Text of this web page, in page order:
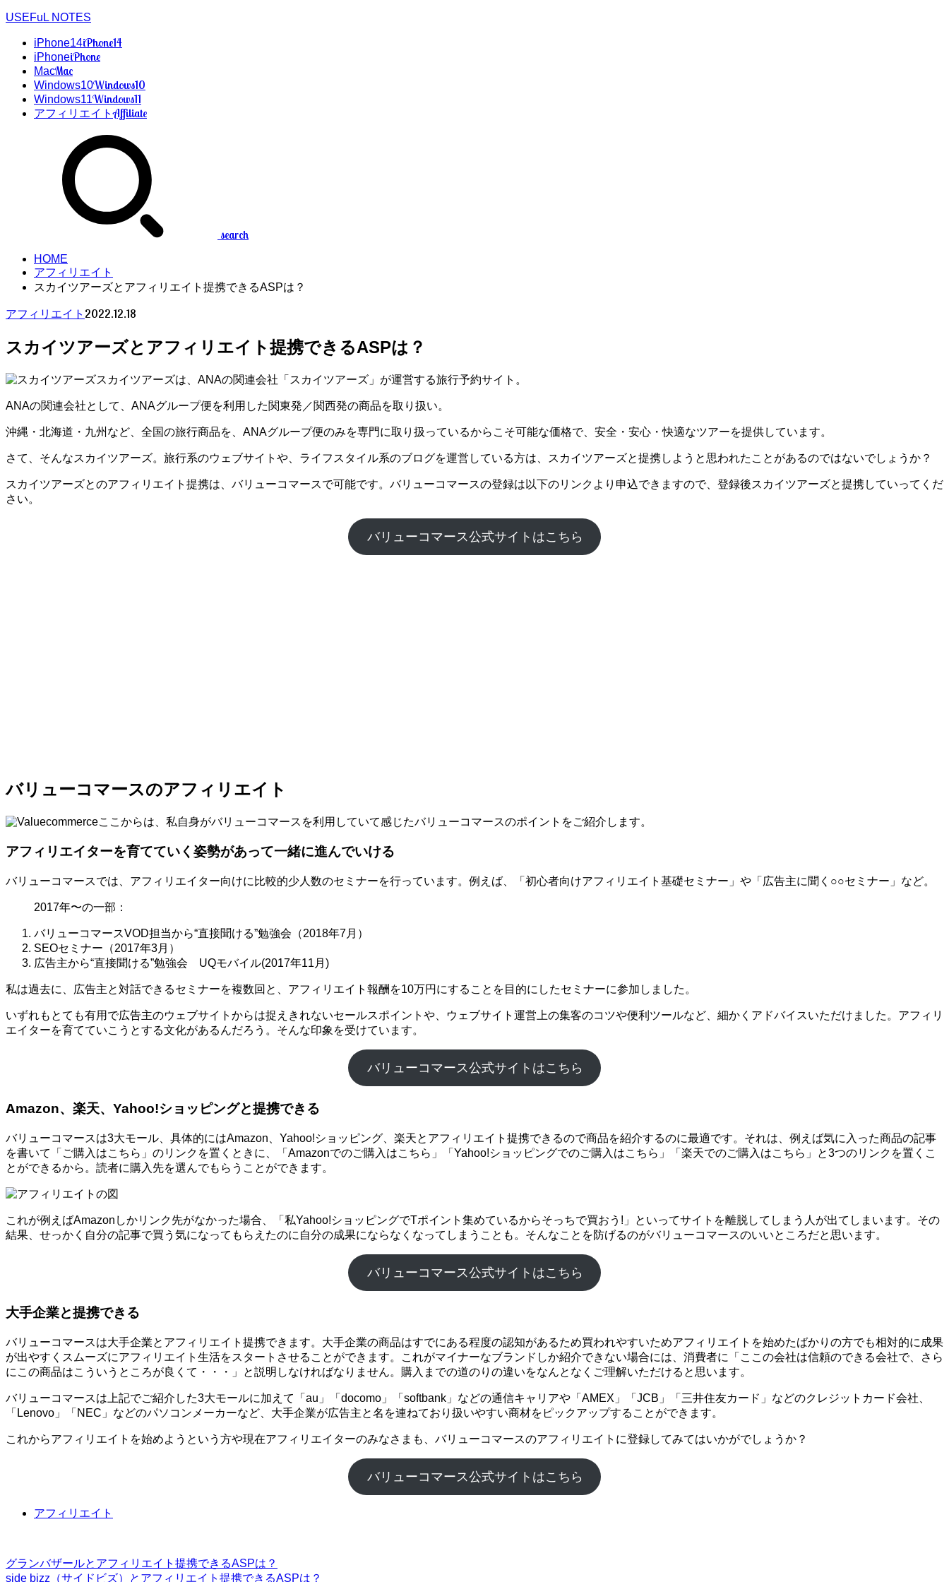
USEFuL NOTES
iPhone14iPhone14
iPhoneiPhone
MacMac
Windows10Windows10
Windows11Windows11
アフィリエイトAffiliate
search
HOME
アフィリエイト
スカイツアーズとアフィリエイト提携できるASPは？
アフィリエイト 2022.12.18
スカイツアーズとアフィリエイト提携できるASPは？
スカイツアーズは、ANAの関連会社「スカイツアーズ」が運営する旅行予約サイト。
ANAの関連会社として、ANAグループ便を利用した関東発／関西発の商品を取り扱い。
沖縄・北海道・九州など、全国の旅行商品を、ANAグループ便のみを専門に取り扱っているからこそ可能な価格で、安全・安心・快適なツアーを提供しています。
さて、そんなスカイツアーズ。旅行系のウェブサイトや、ライフスタイル系のブログを運営している方は、スカイツアーズと提携しようと思われたことがあるのではないでしょうか？
スカイツアーズとのアフィリエイト提携は、バリューコマースで可能です。バリューコマースの登録は以下のリンクより申込できますので、登録後スカイツアーズと提携していってくだ
さい。
バリューコマース公式サイトはこちら
バリューコマースのアフィリエイト
ここからは、私自身がバリューコマースを利用していて感じたバリューコマースのポイントをご紹介します。
アフィリエイターを育てていく姿勢があって一緒に進んでいける
バリューコマースでは、アフィリエイター向けに比較的少人数のセミナーを行っています。例えば、「初心者向けアフィリエイト基礎セミナー」や「広告主に聞く○○セミナー」など。
2017年〜の一部：
バリューコマースVOD担当から“直接聞ける”勉強会（2018年7月）
SEOセミナー（2017年3月）
広告主から“直接聞ける”勉強会 UQモバイル(2017年11月)
私は過去に、広告主と対話できるセミナーを複数回と、アフィリエイト報酬を10万円にすることを目的にしたセミナーに参加しました。
いずれもとても有用で広告主のウェブサイトからは捉えきれないセールスポイントや、ウェブサイト運営上の集客のコツや便利ツールなど、細かくアドバイスいただけました。アフィリ
エイターを育てていこうとする文化があるんだろう。そんな印象を受けています。
バリューコマース公式サイトはこちら
Amazon、楽天、Yahoo!ショッピングと提携できる
バリューコマースは3大モール、具体的にはAmazon、Yahoo!ショッピング、楽天とアフィリエイト提携できるので商品を紹介するのに最適です。それは、例えば気に入った商品の記事
を書いて「ご購入はこちら」のリンクを置くときに、「Amazonでのご購入はこちら」「Yahoo!ショッピングでのご購入はこちら」「楽天でのご購入はこちら」と3つのリンクを置くこ
とができるから。読者に購入先を選んでもらうことができます。
これが例えばAmazonしかリンク先がなかった場合、「私Yahoo!ショッピングでTポイント集めているからそっちで買おう!」といってサイトを離脱してしまう人が出てしまいます。その
結果、せっかく自分の記事で買う気になってもらえたのに自分の成果にならなくなってしまうことも。そんなことを防げるのがバリューコマースのいいところだと思います。
バリューコマース公式サイトはこちら
大手企業と提携できる
バリューコマースは大手企業とアフィリエイト提携できます。大手企業の商品はすでにある程度の認知があるため買われやすいためアフィリエイトを始めたばかりの方でも相対的に成果
が出やすくスムーズにアフィリエイト生活をスタートさせることができます。これがマイナーなブランドしか紹介できない場合には、消費者に「ここの会社は信頼のできる会社で、さら
にこの商品はこういうところが良くて・・・」と説明しなければなりません。購入までの道のりの違いをなんとなくご理解いただけると思います。
バリューコマースは上記でご紹介した3大モールに加えて「au」「docomo」「softbank」などの通信キャリアや「AMEX」「JCB」「三井住友カード」などのクレジットカード会社、
「Lenovo」「NEC」などのパソコンメーカーなど、大手企業が広告主と名を連ねており扱いやすい商材をピックアップすることができます。
これからアフィリエイトを始めようという方や現在アフィリエイターのみなさまも、バリューコマースのアフィリエイトに登録してみてはいかがでしょうか？
バリューコマース公式サイトはこちら
アフィリエイト
グランバザールとアフィリエイト提携できるASPは？
side bizz（サイドビズ）とアフィリエイト提携できるASPは？